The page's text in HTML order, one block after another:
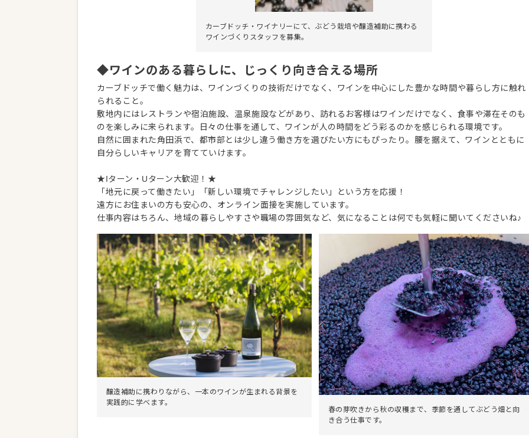
カーブドッチ・ワイナリーにて、ぶどう栽培や醸造補助に携わる
ワインづくりスタッフを募集。
◆ワインのある暮らしに、じっくり向き合える場所
カーブドッチで働く魅力は、ワインづくりの技術だけでなく、ワインを中心にした豊かな時間や暮らし方に触れ
られること。
敷地内にはレストランや宿泊施設、温泉施設などがあり、訪れるお客様はワインだけでなく、食事や滞在そのも
のを楽しみに来られます。日々の仕事を通して、ワインが人の時間をどう彩るのかを感じられる環境です。
自然に囲まれた角田浜で、都市部とは少し違う働き方を選びたい方にもぴったり。腰を据えて、ワインとともに
自分らしいキャリアを育てていけます。
★Iターン・Uターン大歓迎！★
「地元に戻って働きたい」「新しい環境でチャレンジしたい」という方を応援！
遠方にお住まいの方も安心の、オンライン面接を実施しています。
仕事内容はちろん、地域の暮らしやすさや職場の雰囲気など、気になることは何でも気軽に聞いてくださいね♪
醸造補助に携わりながら、一本のワインが生まれる背景を
実践的に学べます。
春の芽吹きから秋の収穫まで、季節を通してぶどう畑と向
き合う仕事です。